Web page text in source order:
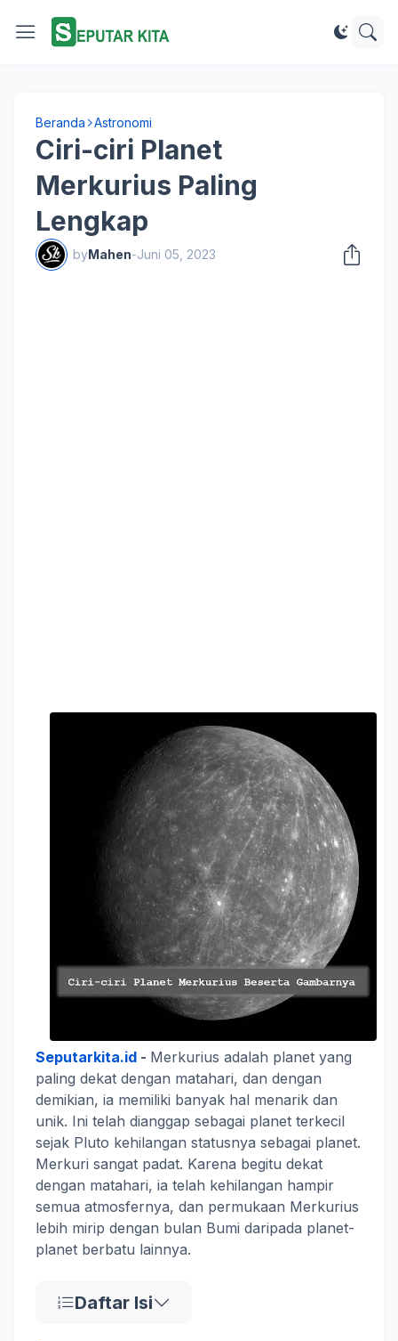
Beranda Astronomi
Ciri-ciri Planet
Merkurius Paling
Lengkap
byMahen-Juni 05, 2023
Seputarkita.id - Merkurius adalah planet yang
paling dekat dengan matahari, dan dengan
demikian, ia memiliki banyak hal menarik dan
unik. Ini telah dianggap sebagai planet terkecil
sejak Pluto kehilangan statusnya sebagai planet.
Merkuri sangat padat. Karena begitu dekat
dengan matahari, ia telah kehilangan hampir
semua atmosfernya, dan permukaan Merkurius
lebih mirip dengan bulan Bumi daripada planet-
planet berbatu lainnya.
Daftar Isi